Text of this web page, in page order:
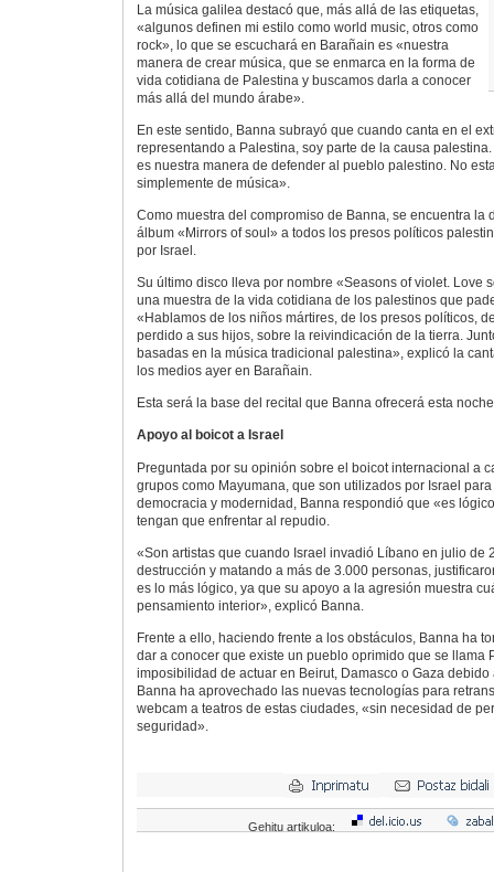
La música galilea destacó que, más allá de las etiquetas,
«algunos definen mi estilo como world music, otros como
rock», lo que se escuchará en Barañain es «nuestra
manera de crear música, que se enmarca en la forma de
vida cotidiana de Palestina y buscamos darla a conocer
más allá del mundo árabe».
En este sentido, Banna subrayó que cuando canta en el
representando a Palestina, soy parte de la causa
es nuestra manera de defender al pueblo palestino. No
simplemente de música».
Como muestra del compromiso de Banna, se encuentra la
álbum «Mirrors of soul» a todos los presos políticos
por Israel.
Su último disco lleva por nombre «Seasons of violet. Love
una muestra de la vida cotidiana de los palestinos que
«Hablamos de los niños mártires, de los presos políticos,
perdido a sus hijos, sobre la reivindicación de la tierra.
basadas en la música tradicional palestina», explicó la
los medios ayer en Barañain.
Esta será la base del recital que Banna ofrecerá esta
Apoyo al boicot a Israel
Preguntada por su opinión sobre el boicot internacional a
grupos como Mayumana, que son utilizados por Israel
democracia y modernidad, Banna respondió que «es
tengan que enfrentar al repudio.
«Son artistas que cuando Israel invadió Líbano en julio de
destrucción y matando a más de 3.000 personas,
es lo más lógico, ya que su apoyo a la agresión muestra
pensamiento interior», explicó Banna.
Frente a ello, haciendo frente a los obstáculos, Banna ha
dar a conocer que existe un pueblo oprimido que se llama
imposibilidad de actuar en Beirut, Damasco o Gaza
Banna ha aprovechado las nuevas tecnologías para
webcam a teatros de estas ciudades, «sin necesidad de
seguridad».
Gehitu artikuloa: